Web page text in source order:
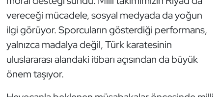
vereceği mücadele, sosyal medyada da yoğun
ilgi görüyor. Sporcuların gösterdiği performans,
yalnızca madalya değil, Türk karatesinin
uluslararası alandaki itibarı açısından da büyük
önem taşıyor.
Triatlon
Voleybol
Vücut Geliştirme Fitness
Wushu Kungfu